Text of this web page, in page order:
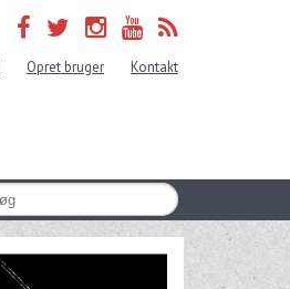
Opret bruger Kontakt